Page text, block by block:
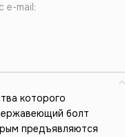
e-mail:
которого
болт
предъявляются